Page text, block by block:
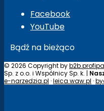
Facebook
YouTube
Bądź na bieżąco
© 2026 Copyright by
Sp. z o.o. i Wspólnicy Sp. k. |
e-narzedzia.pl ·leica.waw.pl ·